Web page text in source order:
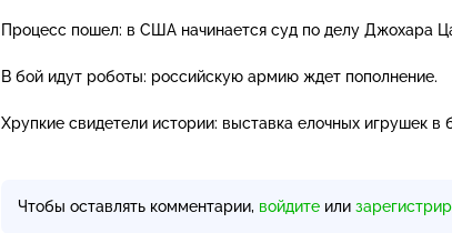
Процесс пошел: в США начинается суд по делу Джохара
В бой идут роботы: российскую армию ждет пополнение.
Хрупкие свидетели истории: выставка елочных игрушек в
Чтобы оставлять комментарии, войдите или